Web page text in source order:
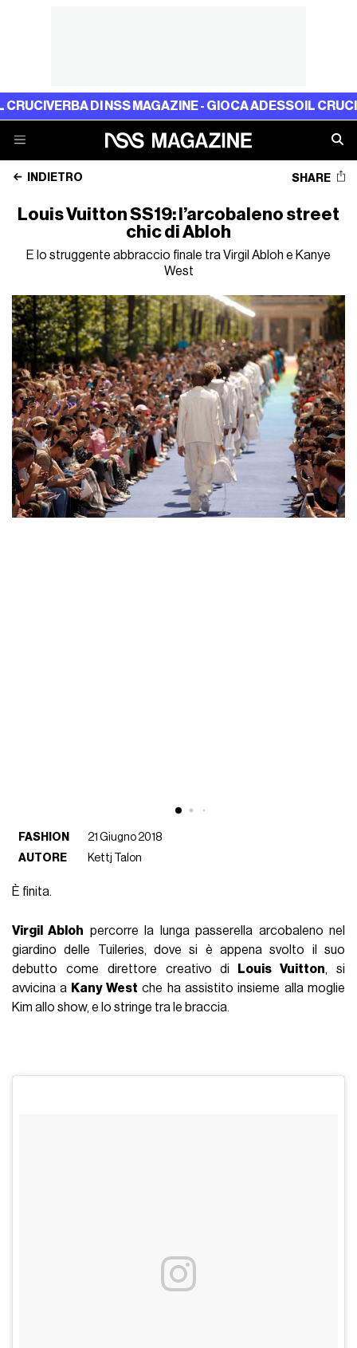
DI NSS MAGAZINE - GIOCA ADESSOIL CRUCIVERBA
INDIETRO SHARE
Louis Vuitton SS19: l’arcobaleno street
chic di Abloh
E lo struggente abbraccio finale tra Virgil Abloh e Kanye
West
FASHION
21 Giugno 2018
AUTORE
Kettj Talon
È finita.
Virgil Abloh percorre la lunga passerella arcobaleno nel
giardino delle Tuileries, dove si è appena svolto il suo
debutto come direttore creativo di Louis Vuitton, si
avvicina a Kany West che ha assistito insieme alla moglie
Kim allo show, e lo stringe tra le braccia.